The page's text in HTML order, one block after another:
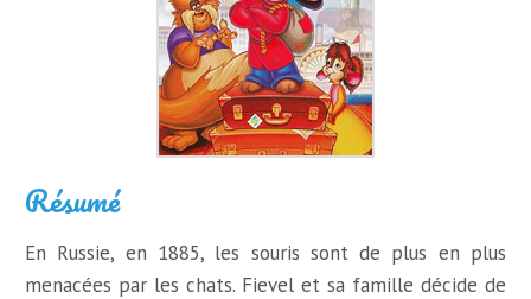
Résumé
En Russie, en 1885, les souris sont de plus en plus
menacées par les chats. Fievel et sa famille décide de